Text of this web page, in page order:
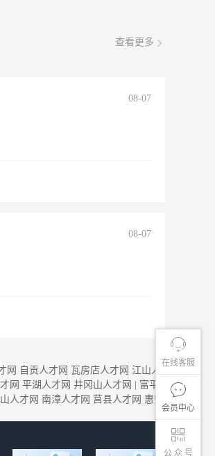
在线客服
会员中心
公 众 号
查看更多
08-07
08-07
网 自贡人才网 瓦房店人才网 江山人
网 平湖人才网 井冈山人才网
富平
人才网 南漳人才网 莒县人才网 惠安